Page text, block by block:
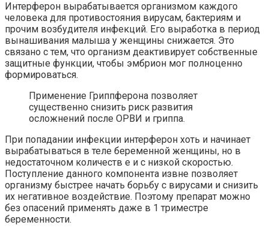
Интерферон вырабатывается организмом каждого
человека для противостояния вирусам, бактериям и
прочим возбудителя инфекций. Его выработка в период
вынашивания малыша у женщины снижается. Это
связано с тем, что организм деактивирует собственные
защитные функции, чтобы эмбрион мог полноценно
формироваться.
Применение Гриппферона позволяет
существенно снизить риск развития
осложнений после ОРВИ и гриппа.
При попадании инфекции интерферон хоть и начинает
вырабатываться в теле беременной женщины, но в
недостаточном количеств е и с низкой скоростью.
Поступление данного компонента извне позволяет
организму быстрее начать борьбу с вирусами и снизить
их негативное воздействие. Поэтому препарат можно
без опасений применять даже в 1 триместре
беременности.